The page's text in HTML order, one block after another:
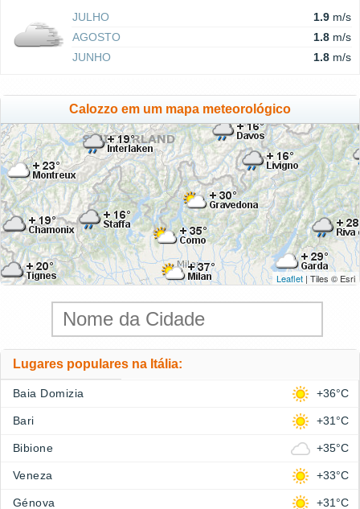
JULHO
1.9 m/s
AGOSTO
1.8 m/s
JUNHO
1.8 m/s
Calozzo em um mapa meteorológico
Leaflet | Tiles © Esri
Lugares populares na Itália:
Baia Domizia +36°C
Bari +31°C
Bibione +35°C
Veneza +33°C
Génova +31°C